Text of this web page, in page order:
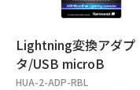
Lightning変換アダプ
タ/USB microB
HUA-2-ADP-RBL